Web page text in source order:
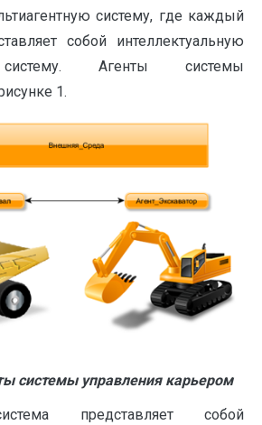
систему, где каждый
собой интеллектуальную
Агенты системы
1.
системы управления карьером
представляет собой